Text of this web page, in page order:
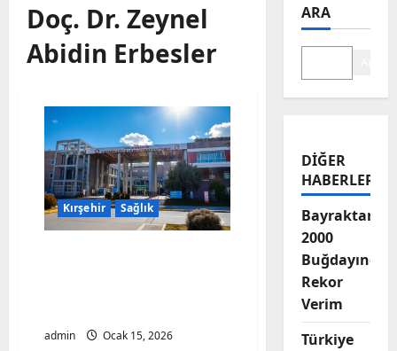
Doç. Dr. Zeynel
Abidin Erbesler
Kırşehir Sağlık
admin Ocak 15, 2026
ARA
DIĞER
HABERLER
Bayraktar-
2000
Buğdayında
Rekor
Verim
Türkiye